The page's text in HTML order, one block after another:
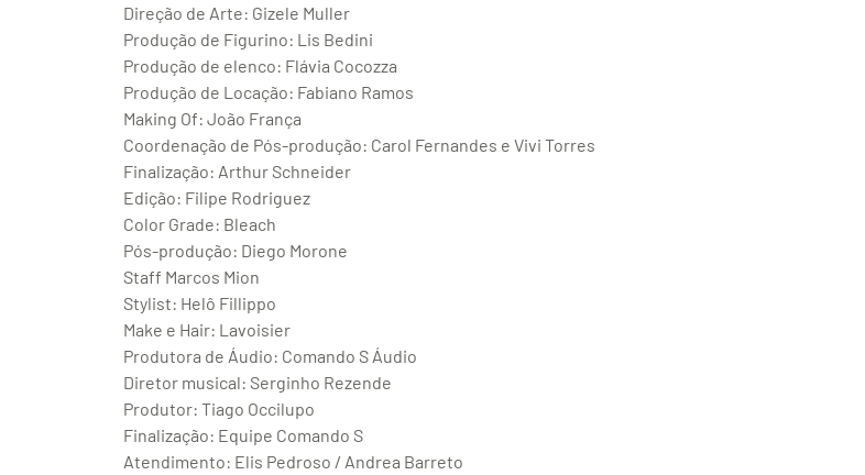
Direção de Arte: Gizele Muller
Produção de Figurino: Lis Bedini
Produção de elenco: Flávia Cocozza
Produção de Locação: Fabiano Ramos
Making Of: João França
Coordenação de Pós-produção: Carol Fernandes e Vivi Torres
Finalização: Arthur Schneider
Edição: Filipe Rodriguez
Color Grade: Bleach
Pós-produção: Diego Morone
Staff Marcos Mion
Stylist: Helô Fillippo
Make e Hair: Lavoisier
Produtora de Áudio: Comando S Áudio
Diretor musical: Serginho Rezende
Produtor: Tiago Occilupo
Finalização: Equipe Comando S
Atendimento: Elis Pedroso / Andrea Barreto